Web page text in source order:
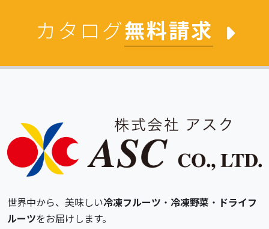
カタログ無料請求
世界中から、美味しい冷凍フルーツ ・ 冷凍野菜 ・ ドライフ
ルーツをお届けします。